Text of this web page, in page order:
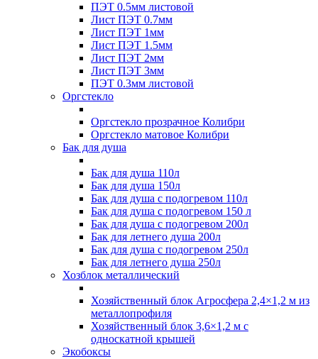
ПЭТ 0.5мм листовой
Лист ПЭТ 0.7мм
Лист ПЭТ 1мм
Лист ПЭТ 1.5мм
Лист ПЭТ 2мм
Лист ПЭТ 3мм
ПЭТ 0.3мм листовой
Оргстекло
Оргстекло прозрачное Колибри
Оргстекло матовое Колибри
Бак для душа
Бак для душа 110л
Бак для душа 150л
Бак для душа с подогревом 110л
Бак для душа с подогревом 150 л
Бак для душа с подогревом 200л
Бак для летнего душа 200л
Бак для душа с подогревом 250л
Бак для летнего душа 250л
Хозблок металлический
Хозяйственный блок Агросфера 2,4×1,2 м из
металлопрофиля
Хозяйственный блок 3,6×1,2 м с
односкатной крышей
Экобоксы